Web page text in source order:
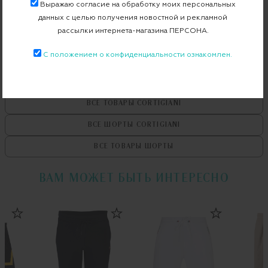
Примерка при доставке торговым представителем
ВСЕ ТОВАРЫ CORTIGIANI
ВСЕ ШОРТЫ CORTIGIANI
ВСЕ ТОВАРЫ ШОРТЫ
ВАМ МОЖЕТ БЫТЬ ИНТЕРЕСНО
Выражаю согласие на обработку моих персональных
данных с целью получения новостной и рекламной
рассылки интернета-магазина ПЕРСОНА.
С положением о конфиденциальности ознакомлен.